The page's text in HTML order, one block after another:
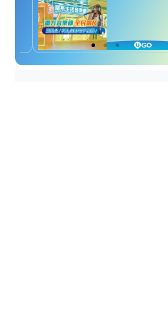
7. 姜智榮（Kang Ji
Young）IG: 2.7jikang
8. 7high（Seven High／
하이）IG: